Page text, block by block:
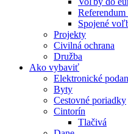
Referendum
Spojené
Projekty
Civilná ochrana
Družba
Ako vybaviť
Elektronické
Byty
Cestovné poriadky
Cintorín
Tlačivá